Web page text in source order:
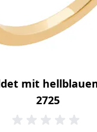
mit
2725